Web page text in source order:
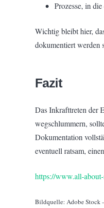
Prozesse, in
Wichtig bleibt hier,
dokumentiert werden
Fazit
Das Inkrafttreten der
wegschlummern,
Dokumentation
eventuell ratsam,
https://www.all-
Bildquelle: Adobe Stock